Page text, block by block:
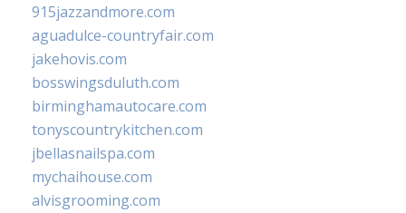
915jazzandmore.com
aguadulce-countryfair.com
jakehovis.com
bosswingsduluth.com
birminghamautocare.com
tonyscountrykitchen.com
jbellasnailspa.com
mychaihouse.com
alvisgrooming.com